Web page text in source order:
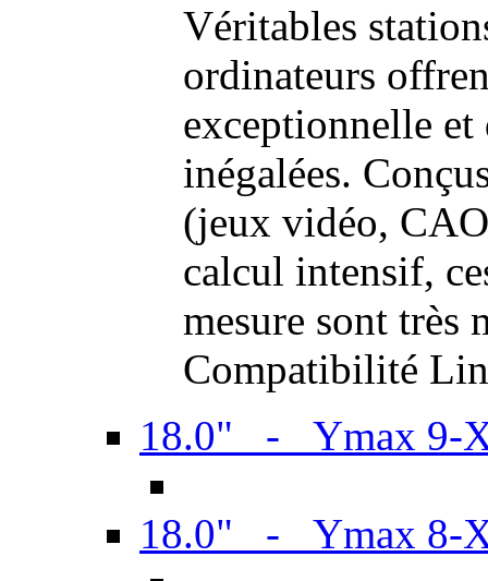
Véritables
ordinateurs
exceptionnelle et
inégalées.
(jeux vidéo,
calcul intensif,
mesure sont très
Compatibilité
18.0" - Ymax 9-
18.0" - Ymax 8-